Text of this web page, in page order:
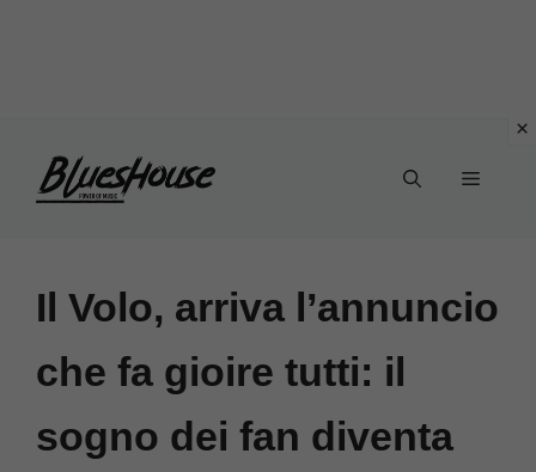
Menu
Il Volo, arriva l’annuncio
che fa gioire tutti: il
sogno dei fan diventa